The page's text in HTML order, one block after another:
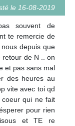
le 16-08-2019
souvent de
te remercie de
depuis que
retour de N .. on
et pas sans mal
des heures au
vite avec toi qd
qui ne fait
pour rien
et TE re